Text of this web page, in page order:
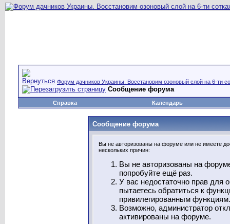
Форум дачников Украины. Восстановим озоновый слой на 6-ти
Сообщение форума
Справка Календарь
Сообщение форума
Вы не авторизованы на форуме или не имеете
нескольких причин:
Вы не авторизованы на
попробуйте ещё раз.
У вас недостаточно прав для
пытаетесь обратиться к
привилегированным функциям.
Возможно, администратор
активированы на форуме.